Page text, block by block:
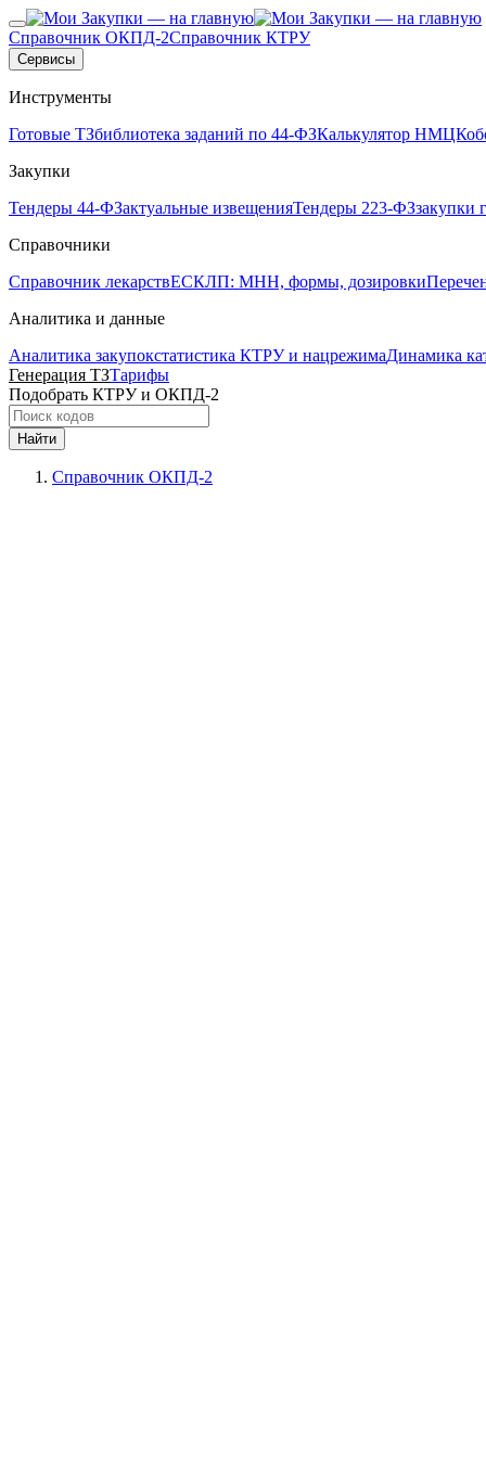
Справочник ОКПД-2Справочник КТРУ
Сервисы
Инструменты
Готовые ТЗбиблиотека заданий по 44-ФЗКалькулятор НМЦК
Закупки
Тендеры 44-ФЗактуальные извещенияТендеры 223-ФЗзакупки
Справочники
Справочник лекарствЕСКЛП: МНН, формы, дозировки
Аналитика и данные
Аналитика закупокстатистика КТРУ и нацрежимаДинамика
Генерация ТЗТарифы
Подобрать КТРУ и ОКПД-2
Найти
Справочник ОКПД-2